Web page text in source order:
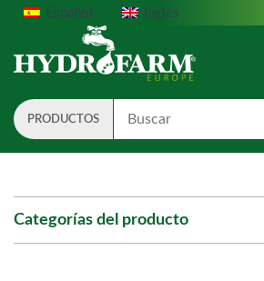
Español Inglés
Search
PRODUCTOS
Categorías del producto